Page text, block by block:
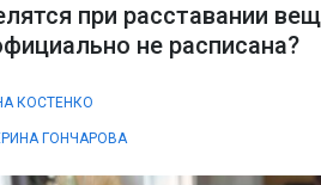
при расставании
не расписана?
КОСТЕНКО
ГОНЧАРОВА